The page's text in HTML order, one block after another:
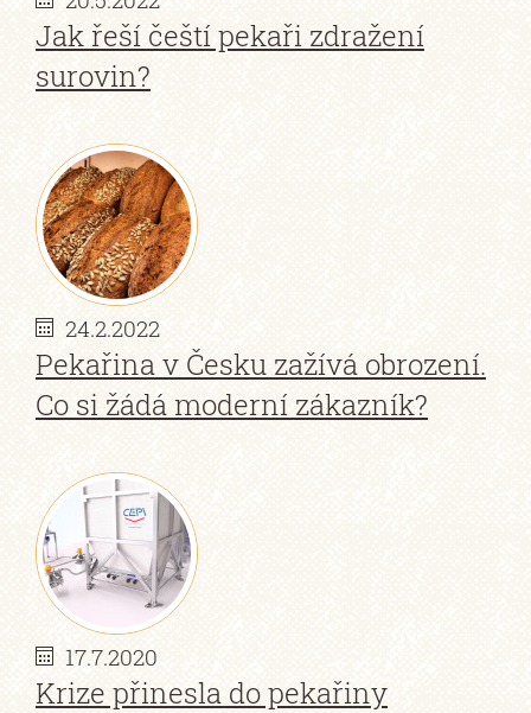
Jak řeší čeští pekaři zdražení
surovin?
24.2.2022
Pekařina v Česku zažívá obrození.
Co si žádá moderní zákazník?
17.7.2020
Krize přinesla do pekařiny